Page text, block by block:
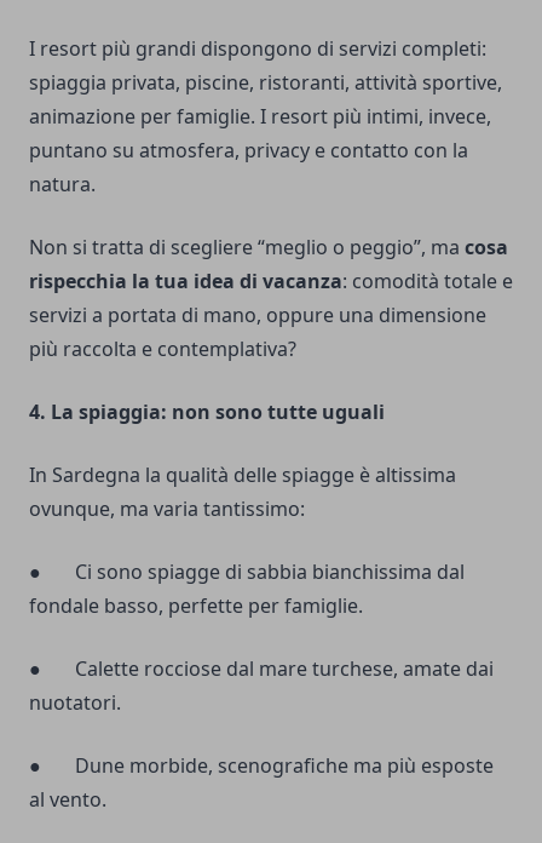
I resort più grandi dispongono di servizi completi:
spiaggia privata, piscine, ristoranti, attività sportive,
animazione per famiglie. I resort più intimi, invece,
puntano su atmosfera, privacy e contatto con la
natura.
Non si tratta di scegliere “meglio o peggio”, ma cosa
rispecchia la tua idea di vacanza: comodità totale e
servizi a portata di mano, oppure una dimensione
più raccolta e contemplativa?
4. La spiaggia: non sono tutte uguali
In Sardegna la qualità delle spiagge è altissima
ovunque, ma varia tantissimo:
● Ci sono spiagge di sabbia bianchissima dal
fondale basso, perfette per famiglie.
● Calette rocciose dal mare turchese, amate dai
nuotatori.
● Dune morbide, scenografiche ma più esposte
al vento.